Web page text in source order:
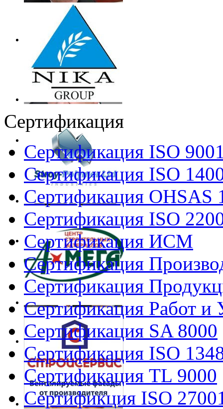
Сертификация
Сертификация ISO
Сертификация ISO
Сертификация OHSAS
Сертификация ISO
Сертификация ИСМ
Сертификация
Сертификация
Сертификация Работ и
Сертификация SA 8000
Сертификация ISO
Сертификация TL 9000
Сертификция ISO